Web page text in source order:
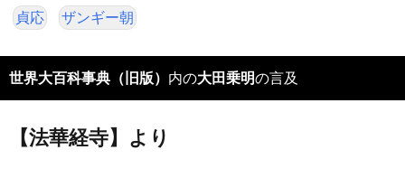
貞応 ザンギー朝
世界大百科事典（旧版） 内の大田乗明の言及
【法華経寺】より